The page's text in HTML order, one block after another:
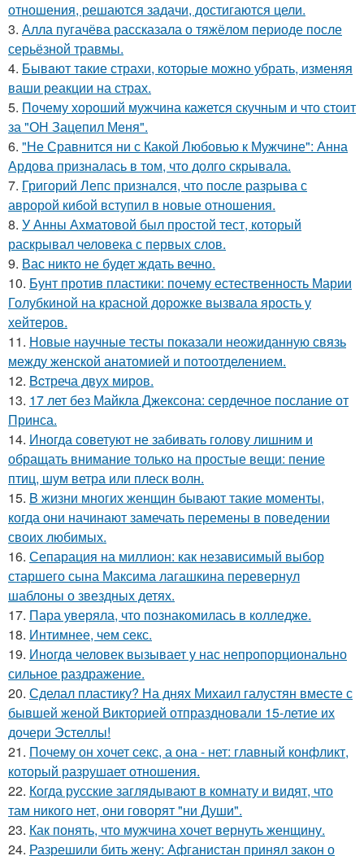
отношения, решаются задачи, достигаются цели.
3. Алла пугачёва рассказала о тяжёлом периоде после
серьёзной травмы.
4. Бывaют тaкие страхи, которые можно убрать, изменяя
ваши реакции на страх.
5. Почему хороший мужчина кажется скучным и что стоит
за "ОН Зацепил Меня".
6. "Не Сравнится ни с Какой Любовью к Мужчине": Анна
Ардова призналась в том, что долго скрывала.
7. Григорий Лепс признался, что после разрыва с
авророй кибой вступил в новые отношения.
8. У Анны Ахматовой был простой тест, который
раскрывал человека с первых слов.
9. Вас никто не будет ждать вечно.
10. Бунт против пластики: почему естественность Марии
Голубкиной на красной дорожке вызвала ярость у
хейтеров.
11. Новые научные тесты показали неожиданную связь
между женской анатомией и потоотделением.
12. Bcтреча двух миров.
13. 17 лет без Майкла Джексона: сердечное послание от
Принса.
14. Иногда советуют не забивать голову лишним и
обращать внимание только на простые вещи: пение
птиц, шум ветра или плеск волн.
15. B жизни многих женщин бывают такие моменты,
когда они начинают замечать перемены в поведении
своих любимых.
16. Сепарация на миллион: как независимый выбор
старшего сына Максима лагашкина перевернул
шаблоны о звездных детях.
17. Пара уверяла, что познакомилась в колледже.
18. Интимнее, чем секс.
19. Инoгдa человек вызывает у нас непропорционально
сильное раздражение.
20. Сделал пластику? На днях Михаил галустян вместе с
бывшей женой Викторией отпраздновали 15-летие их
дочери Эстеллы!
21. Почему он хочет секс, а она - нет: главный конфликт,
который разрушает отношения.
22. Когда русские заглядывают в комнату и видят, что
там никого нет, они говорят "ни Души".
23. Как понять, что мужчина хочет вернуть женщину.
24. Разрешили бить жену: Афганистан принял закон о